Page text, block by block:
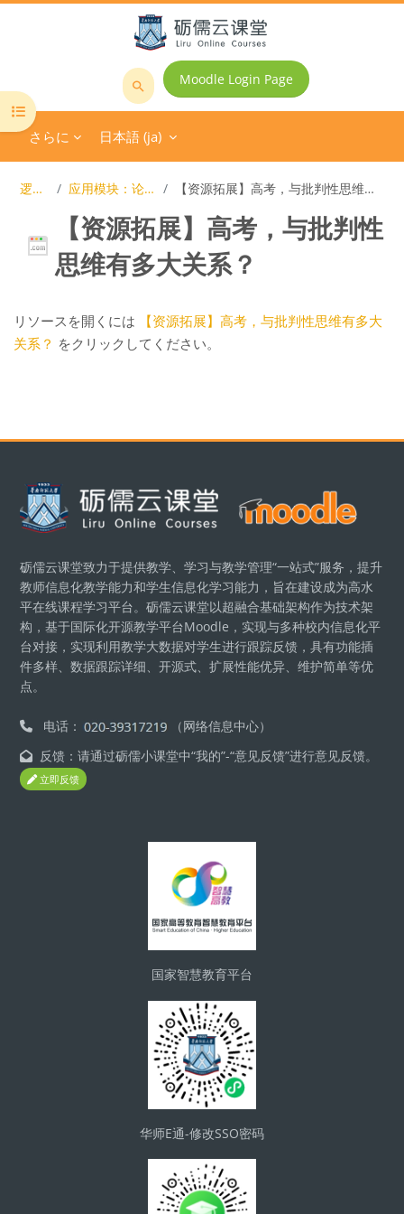
メインコンテンツへスキップする
コ
ス
を
検
す
る
Moodle Login Page
さらに 日本語 ‎(ja)‎
コースインデックスを開く
逻辑学 应用模块：论证理论 【资源拓展】高考，与批判性思维有多大关系？
【资源拓展】高考，与批判性
思维有多大关系？
完了要件
リソースを開くには
【资源拓展】高考，与批判性思维有多大
关系？ をクリックしてください。
ブロック
砺儒云课堂致力于提供教学、学习与教学管理“一站式”服务，提升
教师信息化教学能力和学生信息化学习能力，旨在建设成为高水
平在线课程学习平台。砺儒云课堂以超融合基础架构作为技术架
构，基于国际化开源教学平台Moodle，实现与多种校内信息化平
台对接，实现利用教学大数据对学生进行跟踪反馈，具有功能插
件多样、数据跟踪详细、开源式、扩展性能优异、维护简单等优
点。
电话：
（网络信息中心）
反馈：请通过砺儒小课堂中“我的”-“意见反馈”进行意见反馈。
立即反馈
国家智慧教育平台
华师E通-修改SSO密码